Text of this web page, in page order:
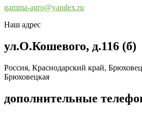
gamma-agro@yandex.ru
Наш адрес
ул.О.Кошевого, д.116 (б)
Россия, Краснодарский край,
Брюховецкая
дополнительные